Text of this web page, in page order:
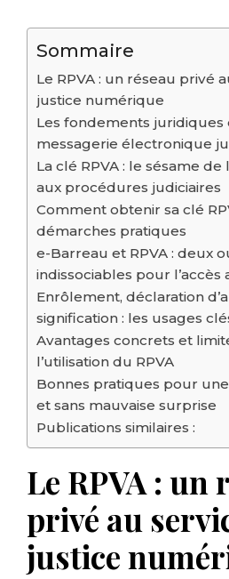
Sommaire
Le RPVA : un réseau privé
justice numérique
Les fondements
messagerie électronique
La clé RPVA : le sésame de
aux procédures judiciaires
Comment obtenir sa clé
démarches pratiques
e-Barreau et RPVA : deux
indissociables pour l’accès
Enrôlement, déclaration
signification : les usages
Avantages concrets et
l’utilisation du RPVA
Bonnes pratiques pour
et sans mauvaise surprise
Publications similaires :
Le RPVA : un
privé au
justice